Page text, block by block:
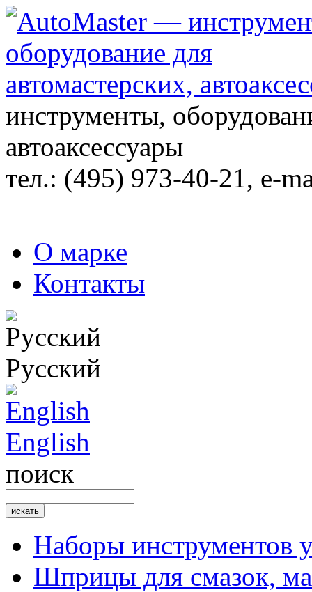
инструменты,
автоаксессуары
тел.: (495) 973-40-21, e-
О марке
Контакты
Русский
English
поиск
Наборы инструментов
Шприцы для смазок,